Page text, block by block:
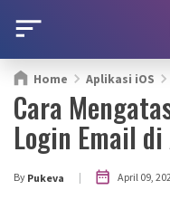
Home Aplikasi iOS
Cara
Login Email
By Pukeva | April 09,